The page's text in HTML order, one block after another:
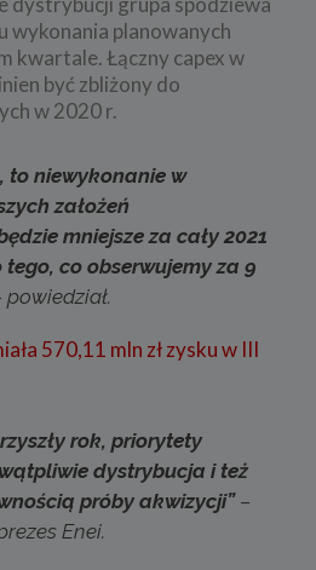
wykonania planowanych
kwartale. Łączny capex w
być zbliżony do
w 2020 r.
to niewykonanie w
założeń
mniejsze za cały 2021
co obserwujemy za 9
570,11 mln zł zysku w III
rok, priorytety
dystrybucja i też
próby akwizycji”–
Enei.